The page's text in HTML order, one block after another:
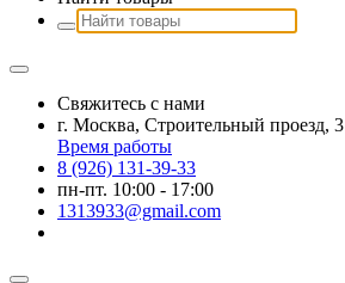
Свяжитесь с нами
г. Москва, Строительный проезд, 3
Время работы
8 (926) 131-39-33
пн-пт. 10:00 - 17:00
1313933@gmail.com